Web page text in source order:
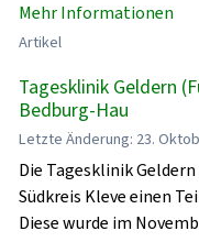
Mehr Informationen
Artikel
Tagesklinik Geldern
Bedburg-Hau
Letzte Änderung: 23.
Die Tagesklinik
Südkreis Kleve einen
Diese wurde im